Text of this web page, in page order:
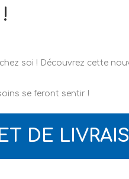
soi ! Découvrez cette
se feront sentir !
DE